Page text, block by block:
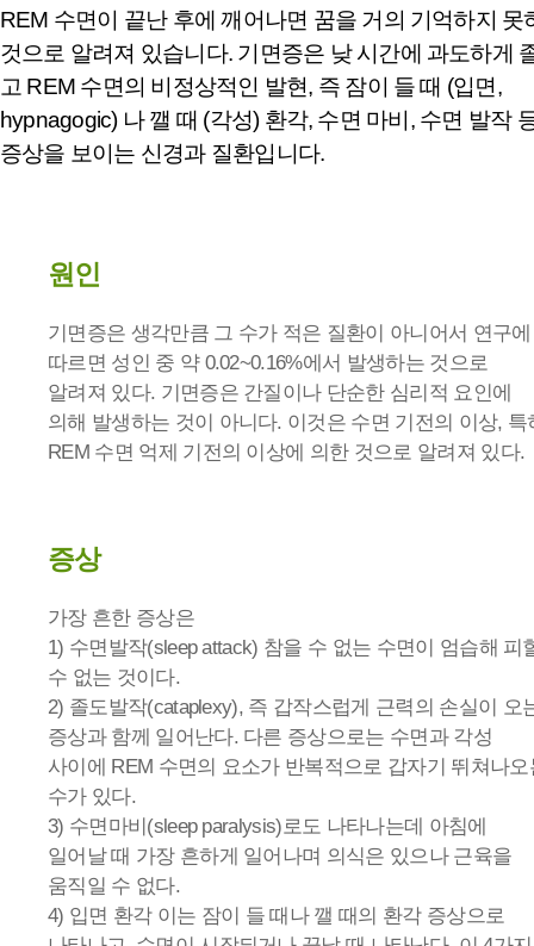
REM 수면이 끝난 후에 깨어나면 꿈을 거의 기억하지 못
것으로 알려져 있습니다. 기면증은 낮 시간에 과도하게
고 REM 수면의 비정상적인 발현, 즉 잠이 들 때 (입면,
hypnagogic) 나 깰 때 (각성) 환각, 수면 마비, 수면 발작
증상을 보이는 신경과 질환입니다.
원인
기면증은 생각만큼 그 수가 적은 질환이 아니어서 연구에
따르면 성인 중 약 0.02~0.16%에서 발생하는 것으로
알려져 있다. 기면증은 간질이나 단순한 심리적 요인에
의해 발생하는 것이 아니다. 이것은 수면 기전의 이상, 특
REM 수면 억제 기전의 이상에 의한 것으로 알려져 있다.
증상
가장 흔한 증상은
1) 수면발작(sleep attack) 참을 수 없는 수면이 엄습해 피
수 없는 것이다.
2) 졸도발작(cataplexy), 즉 갑작스럽게 근력의 손실이 오
증상과 함께 일어난다. 다른 증상으로는 수면과 각성
사이에 REM 수면의 요소가 반복적으로 갑자기 뛰쳐나오
수가 있다.
3) 수면마비(sleep paralysis)로도 나타나는데 아침에
일어날 때 가장 흔하게 일어나며 의식은 있으나 근육을
움직일 수 없다.
4) 입면 환각 이는 잠이 들 때나 깰 때의 환각 증상으로